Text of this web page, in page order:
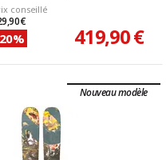
conseillé
€
419,90 €
Nouveau modèle